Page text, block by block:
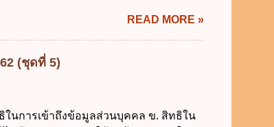
ง. ลาได้ครั้งหนึ่งติดต่อกันไม่เกิน 15 วัน
ตร เป็นไปตามข้อใด ก. ลาได้ไม่เกิน 90
น 90 วันทำการ ค. ลาได้ไม่เกิน 120 วัน
วันทำการ ข้อ 14 ตามระเบียบสำนัก
ร พ.ศ. 2555 กำหนดให้ข้าราชการที่รับ
ข. ไม่เกิน 30 วัน ค. ไม่เกิน 20 วันทำการ
READ MORE »
(ชุดที่ 5)
ในการเข้าถึงข้อมูลส่วนบุคคล ข. สิทธิใน